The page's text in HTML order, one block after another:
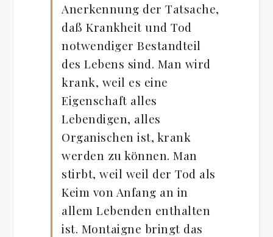
Anerkennung der Tatsache,
daß Krankheit und Tod
notwendiger Bestandteil
des Lebens sind. Man wird
krank, weil es eine
Eigenschaft alles
Lebendigen, alles
Organischen ist, krank
werden zu können. Man
stirbt, weil weil der Tod als
Keim von Anfang an in
allem Lebenden enthalten
ist. Montaigne bringt das